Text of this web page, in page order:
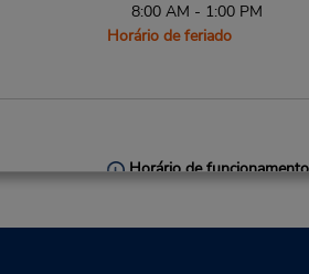
8:00 AM - 1:00 PM
Horário de feriado
Horário de